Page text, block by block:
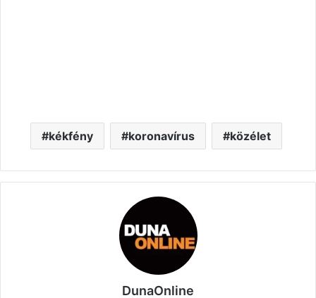
kékfény koronavírus közélet
DunaOnline